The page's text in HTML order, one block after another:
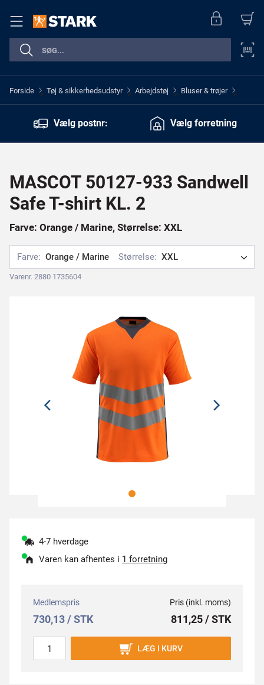
Forside > Tøj & sikkerhedsudstyr > Arbejdstøj > Bluser & trøjer >
Vælg postnr: Vælg forretning
MASCOT 50127-933 Sandwell
Safe T-shirt KL. 2
Farve: Orange / Marine, Størrelse: XXL
Farve: Orange / Marine Størrelse: XXL
Varenr. 2880 1735604
4-7 hverdage
Varen kan afhentes i 1 forretning
Medlemspris
730,13 / STK
Pris (inkl. moms)
811,25 / STK
LÆG I KURV